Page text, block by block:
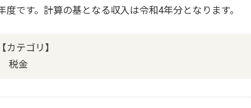
度です。計算の基となる収入は令和4年分となります。
【カテゴリ】
税金